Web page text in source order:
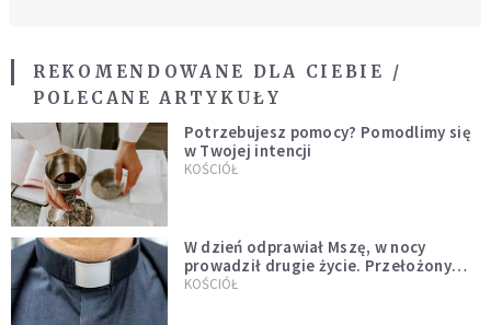
REKOMENDOWANE DLA CIEBIE /
POLECANE ARTYKUŁY
Potrzebujesz pomocy? Pomodlimy się
w Twojej intencji
KOŚCIÓŁ
W dzień odprawiał Mszę, w nocy
prowadził drugie życie. Przełożony
kazał mu opuścić zakon
KOŚCIÓŁ